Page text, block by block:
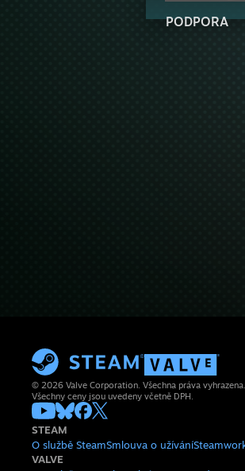
PODPORA
© 2026 Valve Corporation. Všechna práva
Všechny ceny jsou uvedeny včetně DPH.
STEAM
O službě SteamSmlouva o užívání
VALVE